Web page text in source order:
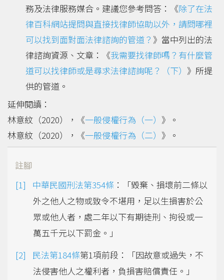
務及法律服務媒合。建議您參考問答：《除了在法
律百科網站提問與直接找律師協助以外，請問哪裡
可以找到面對面法律諮詢的管道？ 》當中列出的法
律諮詢資源、文章：《我需要找律師嗎？有什麼管
道可以找律師或是尋求法律諮詢呢？（下） 》所提
供的管道。
延伸閱讀：
林意紋（2020），《一般侵權行為（一） 》。
林意紋（2020），《一般侵權行為（二） 》。
註腳
中華民國刑法第354條 ：「毀棄、損壞前二條以
外之他人之物或致令不堪用，足以生損害於公
眾或他人者，處二年以下有期徒刑、拘役或一
萬五千元以下罰金。」
民法第184條第1項前段：「因故意或過失，不
法侵害他人之權利者，負損害賠償責任。」